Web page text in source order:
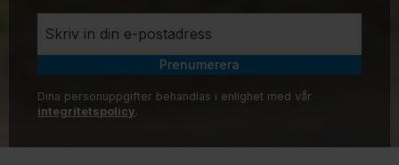
Prenumerera
Dina personuppgifter behandlas i enlighet med vår
integritetspolicy.